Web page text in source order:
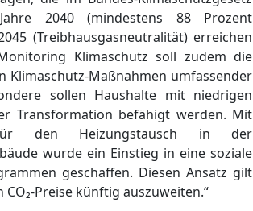
2040 (mindestens 88 Prozent
(Treibhausgasneutralität) erreichen
Klimaschutz soll zudem die
Klimaschutz-Maßnahmen umfassender
sollen Haushalte mit niedrigen
Transformation befähigt werden. Mit
für den Heizungstausch in der
wurde ein Einstieg in eine soziale
geschaffen. Diesen Ansatz gilt
Preise künftig auszuweiten.“